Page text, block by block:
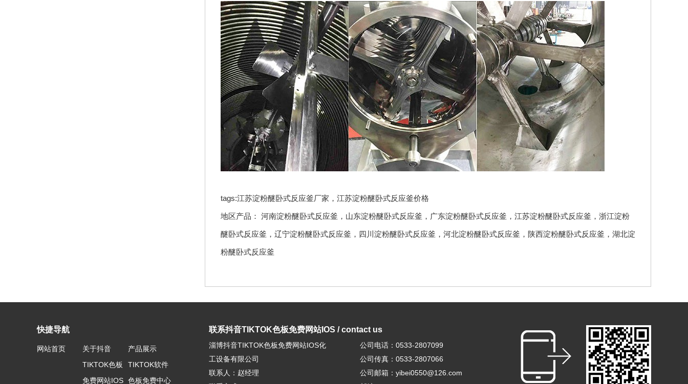
tags:江苏淀粉醚卧式反应釜厂家，江苏淀粉醚卧式反应釜价格
地区产品： 河南淀粉醚卧式反应釜 ， 山东淀粉醚卧式反应釜 ， 广东淀粉醚卧式反应釜 ， 江苏淀粉醚卧式反应釜 ， 浙江淀粉
醚卧式反应釜 ， 辽宁淀粉醚卧式反应釜 ， 四川淀粉醚卧式反应釜 ， 河北淀粉醚卧式反应釜 ， 陕西淀粉醚卧式反应釜 ， 湖北淀
粉醚卧式反应釜
快捷导航
网站首页
关于抖音
TIKTOK色板
免费网站IOS
产品展示
TIKTOK软件
色板免费中心
联系抖音TIKTOK色板免费网站IOS / contact us
淄博抖音TIKTOK色板免费网站IOS化
工设备有限公司
联系人：赵经理
公司电话：0533-2807099
公司传真：0533-2807066
公司邮箱：yibei0550@126.com